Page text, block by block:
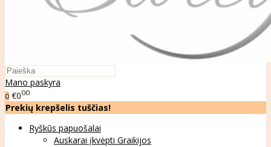
Mano paskyra
0 €000
Prekių krepšelis tuščias!
Ryškūs papuošalai
Auskarai įkvėpti Graikijos